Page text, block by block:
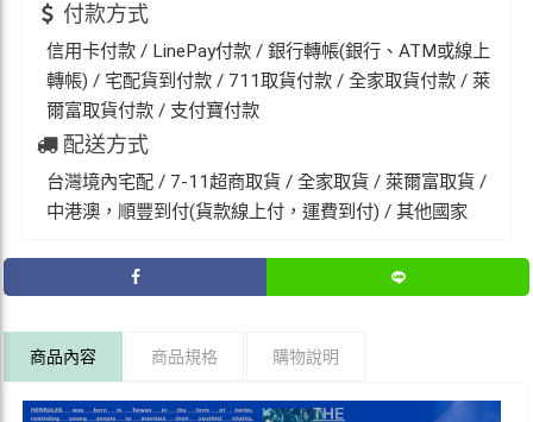
付款方式
信用卡付款 / LinePay付款 / 銀行轉帳(銀行、ATM或線上
轉帳) / 宅配貨到付款 / 711取貨付款 / 全家取貨付款 / 萊
爾富取貨付款 / 支付寶付款
配送方式
台灣境內宅配 / 7-11超商取貨 / 全家取貨 / 萊爾富取貨 /
中港澳，順豐到付(貨款線上付，運費到付) / 其他國家
商品內容 商品規格 購物說明